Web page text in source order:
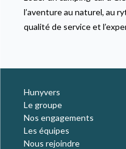
l’aventure au naturel, au
qualité de service et
Hunyvers
Le groupe
Nos engagements
Les équipes
Nous rejoindre